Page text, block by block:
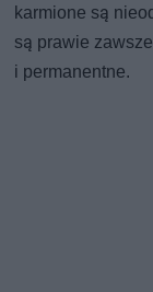
karmione są
są prawie
i permanentne.